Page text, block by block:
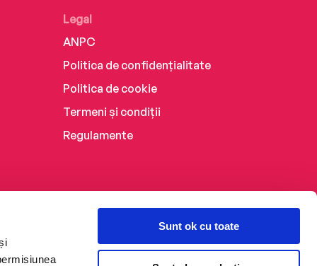
Sunt ok cu toate
Legal
ANPC
Politica de confidențialitate
Politica de cookie
Termeni și condiții
Regulamente